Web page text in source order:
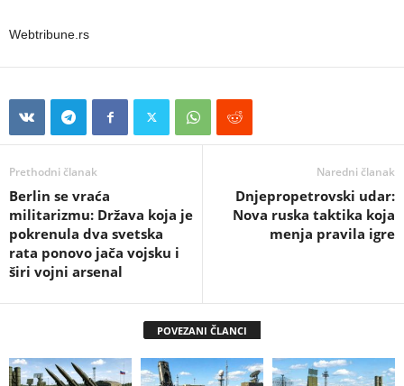
Webtribune.rs
Prethodni članak
Berlin se vraća
militarizmu: Država koja je
pokrenula dva svetska
rata ponovo jača vojsku i
širi vojni arsenal
Naredni članak
Dnjepropetrovski udar:
Nova ruska taktika koja
menja pravila igre
POVEZANI ČLANCI